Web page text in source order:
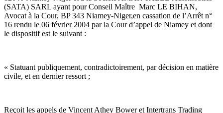
(SATA) SARL ayant pour Conseil Maître Marc LE BIHAN,
Avocat à la Cour, BP 343 Niamey-Niger,en cassation de l’Arrêt n°
16 rendu le 06 février 2004 par la Cour d’appel de Niamey et dont
le dispositif est le suivant :
« Statuant publiquement, contradictoirement, par décision en matière
civile, et en dernier ressort ;
Reçoit les appels de Vincent Athey Bower et Intertrans Trading